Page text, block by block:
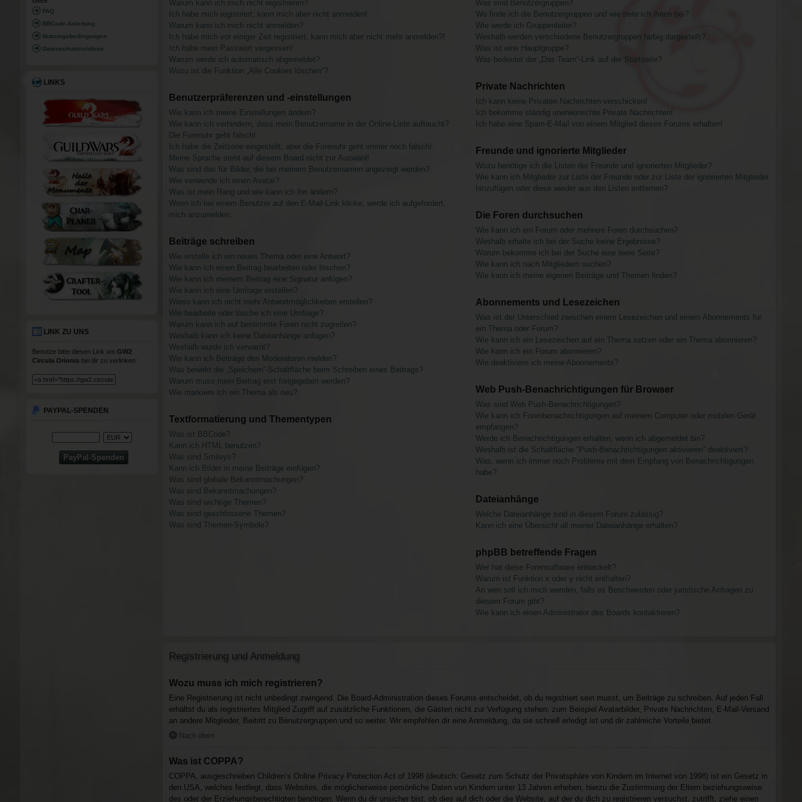
RI
FF
Warum kann ich mich nicht registrieren?
Ich habe mich registriert, kann mich aber nicht anmelden!
Warum kann ich mich nicht anmelden?
Ich habe mich vor einiger Zeit registriert, kann mich aber nicht mehr anmelden?!
Ich habe mein Passwort vergessen!
Warum werde ich automatisch abgemeldet?
Wozu ist die Funktion „Alle Cookies löschen“?
Benutzerpräferenzen und -einstellungen
Wie kann ich meine Einstellungen ändern?
Wie kann ich verhindern, dass mein Benutzername in der Online-Liste auftaucht?
Die Forenuhr geht falsch!
Ich habe die Zeitzone eingestellt, aber die Forenuhr geht immer noch falsch!
Meine Sprache steht auf diesem Board nicht zur Auswahl!
Was sind das für Bilder, die bei meinem Benutzernamen angezeigt werden?
Wie verwende ich einen Avatar?
Was ist mein Rang und wie kann ich ihn ändern?
Wenn ich bei einem Benutzer auf den E-Mail-Link klicke, werde ich aufgefordert,
mich anzumelden.
Beiträge schreiben
Wie erstelle ich ein neues Thema oder eine Antwort?
Wie kann ich einen Beitrag bearbeiten oder löschen?
Wie kann ich meinem Beitrag eine Signatur anfügen?
Wie kann ich eine Umfrage erstellen?
Wieso kann ich nicht mehr Antwortmöglichkeiten erstellen?
Wie bearbeite oder lösche ich eine Umfrage?
Warum kann ich auf bestimmte Foren nicht zugreifen?
Weshalb kann ich keine Dateianhänge anfügen?
Weshalb wurde ich verwarnt?
Wie kann ich Beiträge den Moderatoren melden?
Was bewirkt die „Speichern“-Schaltfläche beim Schreiben eines Beitrags?
Warum muss mein Beitrag erst freigegeben werden?
Wie markiere ich ein Thema als neu?
Textformatierung und Thementypen
Was ist BBCode?
Kann ich HTML benutzen?
Was sind Smileys?
Kann ich Bilder in meine Beiträge einfügen?
Was sind globale Bekanntmachungen?
Was sind Bekanntmachungen?
Was sind wichtige Themen?
Was sind geschlossene Themen?
Was sind Themen-Symbole?
Was sind Benutzergruppen?
Wo finde ich die Benutzergruppen und wie trete ich ihnen bei?
Wie werde ich Gruppenleiter?
Weshalb werden verschiedene Benutzergruppen farbig dargestellt?
Was ist eine Hauptgruppe?
Was bedeutet der „Das Team“-Link auf der Startseite?
Private Nachrichten
Ich kann keine Privaten Nachrichten verschicken!
Ich bekomme ständig unerwünschte Private Nachrichten!
Ich habe eine Spam-E-Mail von einem Mitglied dieses Forums erhalten!
Freunde und ignorierte Mitglieder
Wozu benötige ich die Listen der Freunde und ignorierten Mitglieder?
Wie kann ich Mitglieder zur Liste der Freunde oder zur Liste der ignorierten Mitglieder
hinzufügen oder diese wieder aus den Listen entfernen?
Die Foren durchsuchen
Wie kann ich ein Forum oder mehrere Foren durchsuchen?
Weshalb erhalte ich bei der Suche keine Ergebnisse?
Warum bekomme ich bei der Suche eine leere Seite?
Wie kann ich nach Mitgliedern suchen?
Wie kann ich meine eigenen Beiträge und Themen finden?
Abonnements und Lesezeichen
Was ist der Unterschied zwischen einem Lesezeichen und einem Abonnements für
ein Thema oder Forum?
Wie kann ich ein Lesezeichen auf ein Thema setzen oder ein Thema abonnieren?
Wie kann ich ein Forum abonnieren?
Wie deaktiviere ich meine Abonnements?
Web Push-Benachrichtigungen für Browser
Was sind Web Push-Benachrichtigungen?
Wie kann ich Forenbenachrichtigungen auf meinem Computer oder mobilen Gerät
empfangen?
Werde ich Benachrichtigungen erhalten, wenn ich abgemeldet bin?
Weshalb ist die Schaltfläche “Push-Benachrichtigungen aktivieren” deaktiviert?
Was, wenn ich immer noch Probleme mit dem Empfang von Benachrichtigungen
habe?
Dateianhänge
Welche Dateianhänge sind in diesem Forum zulässig?
Kann ich eine Übersicht all meiner Dateianhänge erhalten?
phpBB betreffende Fragen
Wer hat diese Forensoftware entwickelt?
Warum ist Funktion x oder y nicht enthalten?
An wen soll ich mich wenden, falls es Beschwerden oder juristische Anfragen zu
diesem Forum gibt?
Wie kann ich einen Administrator des Boards kontaktieren?
Registrierung und Anmeldung
Wozu muss ich mich registrieren?
Eine Registrierung ist nicht unbedingt zwingend. Die Board-Administration dieses Forums entscheidet, ob du registriert sein musst, um Beiträge zu schreiben. Auf jeden Fall
erhältst du als registriertes Mitglied Zugriff auf zusätzliche Funktionen, die Gästen nicht zur Verfügung stehen: zum Beispiel Avatarbilder, Private Nachrichten, E-Mail-Versand
an andere Mitglieder, Beitritt zu Benutzergruppen und so weiter. Wir empfehlen dir eine Anmeldung, da sie schnell erledigt ist und dir zahlreiche Vorteile bietet.
Nach oben
Was ist COPPA?
COPPA, ausgeschrieben Children’s Online Privacy Protection Act of 1998 (deutsch: Gesetz zum Schutz der Privatsphäre von Kindern im Internet von 1998) ist ein Gesetz in
den USA, welches festlegt, dass Websites, die möglicherweise persönliche Daten von Kindern unter 13 Jahren erheben, hierzu die Zustimmung der Eltern beziehungsweise
des oder der Erziehungsberechtigten benötigen. Wenn du dir unsicher bist, ob dies auf dich oder die Website, auf der du dich zu registrieren versuchst, zutrifft, ziehe einen
FAQ
BBCode-Anleitung
Nutzungsbedingungen
Datenschutzrichtlinie
LINKS
LINK ZU UNS
Benutze bitte diesen Link um GW2
Circula Orionisbei dir zu verlinken:
PAYPAL-SPENDEN